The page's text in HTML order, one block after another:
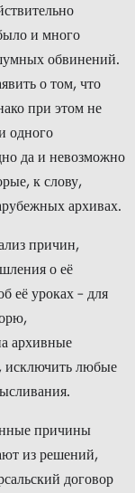
и много
обвинений.
о том, что
при этом не
одного
да и невозможно
к слову,
архивах.
причин,
о её
её уроках – для
архивные
исключить любые
причины
из решений,
договор